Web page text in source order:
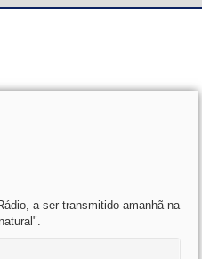
a ser transmitido amanhã na